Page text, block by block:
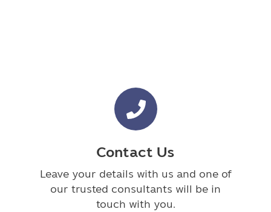
Contact Us
Leave your details with us and one of
our trusted consultants will be in
touch with you.